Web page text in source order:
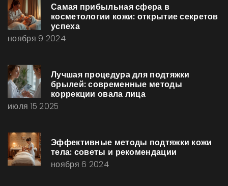
Самая прибыльная сфера в
косметологии кожи: открытие секретов
успеха
ноября 9 2024
Лучшая процедура для подтяжки
брылей: современные методы
коррекции овала лица
июля 15 2025
Эффективные методы подтяжки кожи
тела: советы и рекомендации
ноября 6 2024